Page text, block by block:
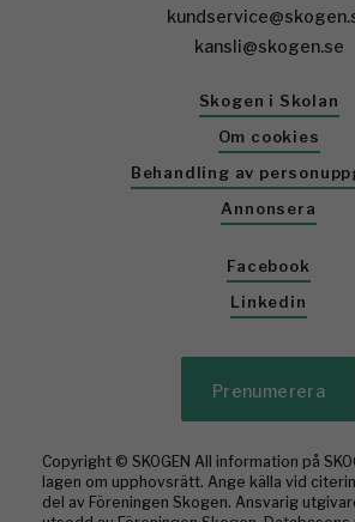
kansli@skogen.se
Skogen i Skolan
Om cookies
Behandling av
Annonsera
Facebook
Linkedin
Prenumerera
Copyright © SKOGEN All information på
lagen om upphovsrätt. Ange källa vid
del av Föreningen Skogen. Ansvarig